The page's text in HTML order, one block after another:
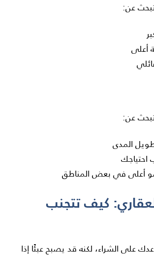
عن:
أعلى
عن:
المدى
احتياجك
أعلى في بعض المناطق
كيف تتجنب
على الشراء، لكنه قد يصبح عبئًا إذا